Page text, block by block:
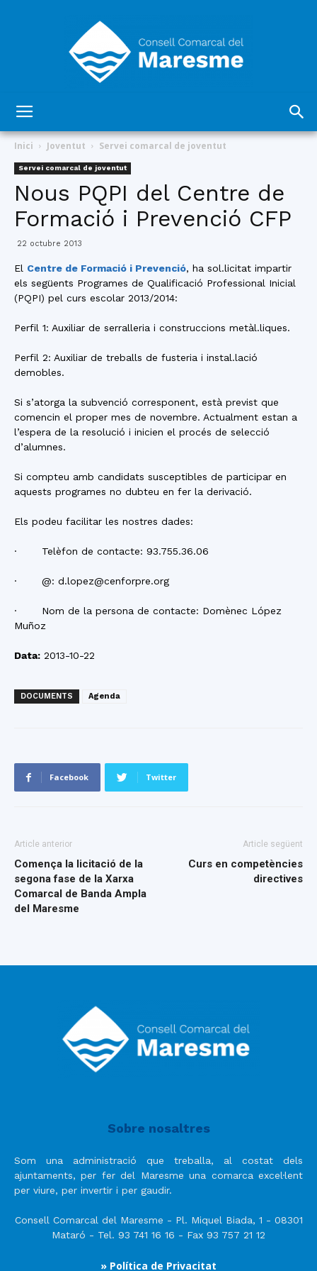
Comarcal
Inici Joventut Servei comarcal de joventut
Servei comarcal de joventut
Nous PQPI del Centre de
Formació i Prevenció CFP
22 octubre 2013
El Centre de Formació i Prevenció, ha sol.licitat impartir
els següents Programes de Qualificació Professional Inicial
(PQPI) pel curs escolar 2013/2014:
Perfil 1: Auxiliar de serralleria i construccions metàl.liques.
Perfil 2: Auxiliar de treballs de fusteria i instal.lació
demobles.
Si s’atorga la subvenció corresponent, està previst que
comencin el proper mes de novembre. Actualment estan a
l’espera de la resolució i inicien el procés de selecció
d’alumnes.
Si compteu amb candidats susceptibles de participar en
aquests programes no dubteu en fer la derivació.
Els podeu facilitar les nostres dades:
· Telèfon de contacte: 93.755.36.06
· @: d.lopez@cenforpre.org
· Nom de la persona de contacte: Domènec López
Muñoz
Data: 2013-10-22
DOCUMENTS Agenda
Facebook Twitter
Article anterior
Comença la licitació de la
segona fase de la Xarxa
Comarcal de Banda Ampla
del Maresme
Article següent
Curs en competències
directives
Sobre nosaltres
Som una administració que treballa, al costat dels
ajuntaments, per fer del Maresme una comarca excel·lent
per viure, per invertir i per gaudir.
Consell Comarcal del Maresme - Pl. Miquel Biada, 1 - 08301
Mataró - Tel. 93 741 16 16 - Fax 93 757 21 12
» Política de Privacitat